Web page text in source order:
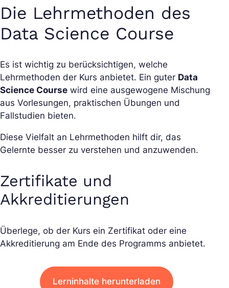
Die Lehrmethoden des
Data Science Course
Es ist wichtig zu berücksichtigen, welche
Lehrmethoden der Kurs anbietet. Ein guter Data
Science Course wird eine ausgewogene Mischung
aus Vorlesungen, praktischen Übungen und
Fallstudien bieten.
Diese Vielfalt an Lehrmethoden hilft dir, das
Gelernte besser zu verstehen und anzuwenden.
Zertifikate und
Akkreditierungen
Überlege, ob der Kurs ein Zertifikat oder eine
Akkreditierung am Ende des Programms anbietet.
Lerninhalte herunterladen